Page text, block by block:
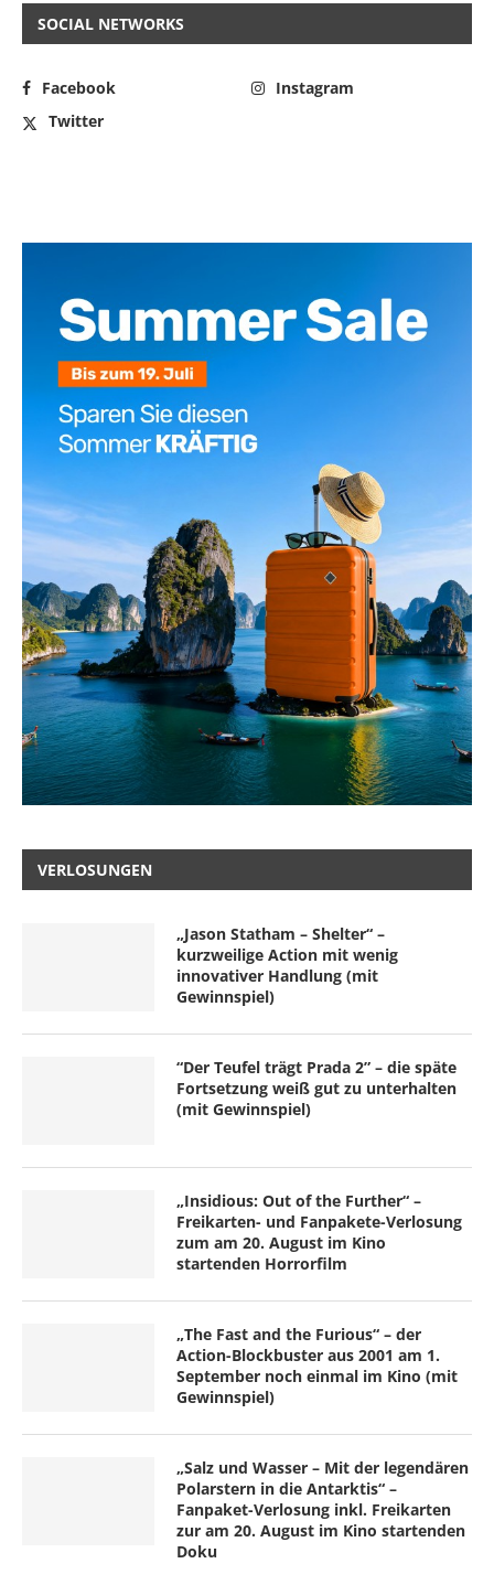
SOCIAL NETWORKS
Facebook
Instagram
Twitter
VERLOSUNGEN
„Jason Statham – Shelter“ –
kurzweilige Action mit wenig
innovativer Handlung (mit
Gewinnspiel)
“Der Teufel trägt Prada 2” – die späte
Fortsetzung weiß gut zu unterhalten
(mit Gewinnspiel)
„Insidious: Out of the Further“ –
Freikarten- und Fanpakete-Verlosung
zum am 20. August im Kino
startenden Horrorfilm
„The Fast and the Furious“ – der
Action-Blockbuster aus 2001 am 1.
September noch einmal im Kino (mit
Gewinnspiel)
„Salz und Wasser – Mit der legendären
Polarstern in die Antarktis“ –
Fanpaket-Verlosung inkl. Freikarten
zur am 20. August im Kino startenden
Doku